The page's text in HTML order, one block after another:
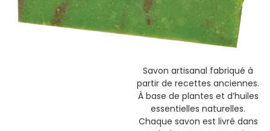
Savon artisanal fabriqué à
partir de recettes anciennes.
À base de plantes et d’huiles
essentielles naturelles.
Chaque savon est livré dans